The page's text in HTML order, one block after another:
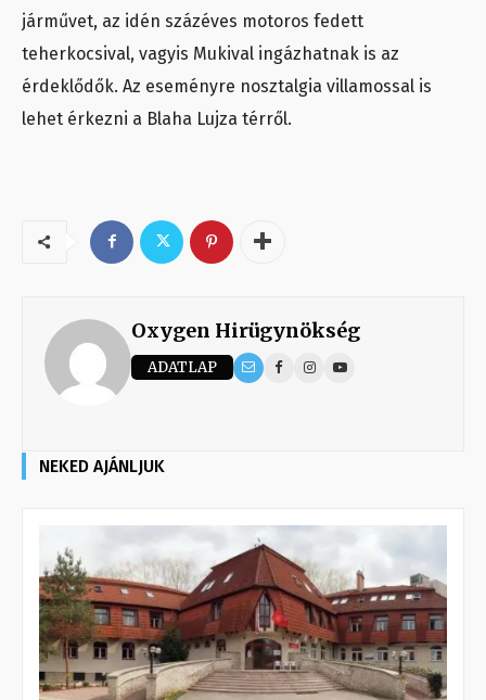
járművet, az idén százéves motoros fedett
teherkocsival, vagyis Mukival ingázhatnak is az
érdeklődők. Az eseményre nosztalgia villamossal is
lehet érkezni a Blaha Lujza térről.
Oxygen Hirügynökség
ADATLAP
NEKED AJÁNLJUK